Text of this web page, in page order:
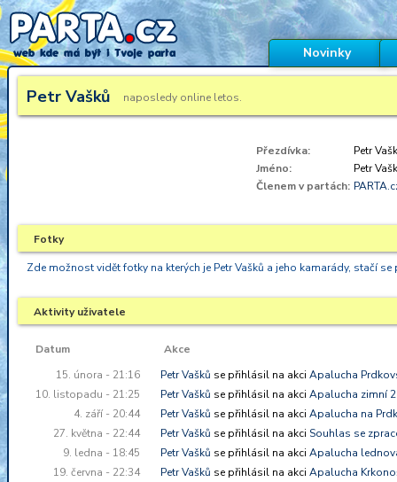
Novinky
Petr Vašků naposledy online letos.
Přezdívka:
Petr
Jméno:
Petr
Členem v partách:
Fotky
Zde možnost vidět fotky na kterých je Petr Vašků a jeho kamarády, stačí
Aktivity uživatele
Datum
Akce
15. února - 21:16
Petr Vašků se přihlásil na akci Apalucha
10. listopadu - 21:25
Petr Vašků se přihlásil na akci Apalucha zimní
4. září - 20:44
Petr Vašků se přihlásil na akci Apalucha na
27. května - 22:44
Petr Vašků se přihlásil na akci Souhlas se
9. ledna - 18:45
Petr Vašků se přihlásil na akci Apalucha
19. června - 22:34
Petr Vašků se přihlásil na akci Apalucha